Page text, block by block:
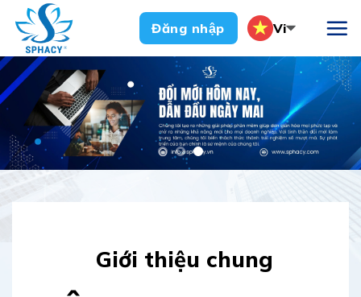
Chuyển
đến
dung
Đăng nhập Vi
Giới thiệu chung